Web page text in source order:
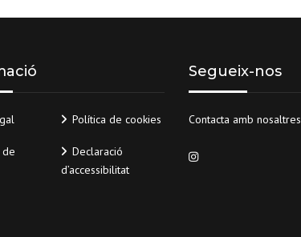
Política de cookies
de
Declaració
d’accessibilitat
Segueix-nos
Contacta amb nosaltres